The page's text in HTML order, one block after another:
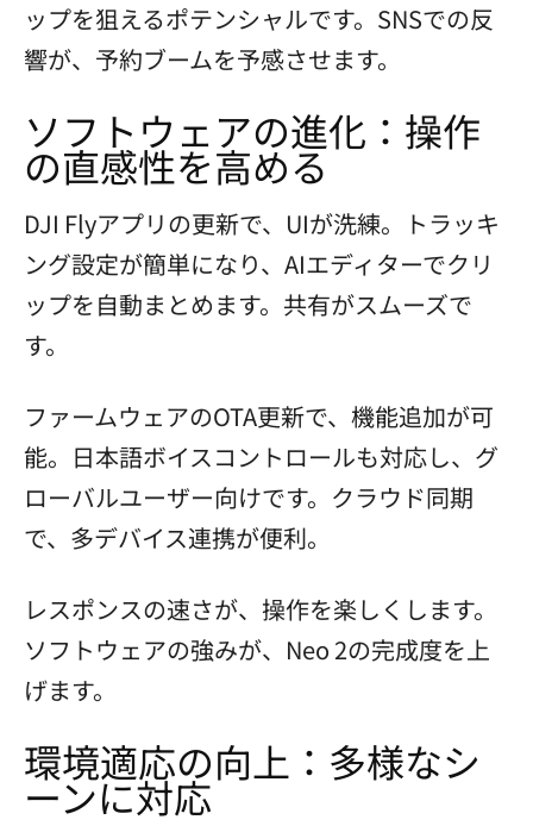
ップを狙えるポテンシャルです。SNSでの反
響が、予約ブームを予感させます。
ソフトウェアの進化：操作
の直感性を高める
DJI Flyアプリの更新で、UIが洗練。トラッキ
ング設定が簡単になり、AIエディターでクリ
ップを自動まとめます。共有がスムーズで
す。
ファームウェアのOTA更新で、機能追加が可
能。日本語ボイスコントロールも対応し、グ
ローバルユーザー向けです。クラウド同期
で、多デバイス連携が便利。
レスポンスの速さが、操作を楽しくします。
ソフトウェアの強みが、Neo 2の完成度を上
げます。
環境適応の向上：多様なシ
ーンに対応